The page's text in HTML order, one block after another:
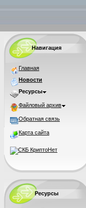
Навигация
Главная
Новости
Ресурсы
Файловый архив
Обратная связь
Карта сайта
Ресурсы